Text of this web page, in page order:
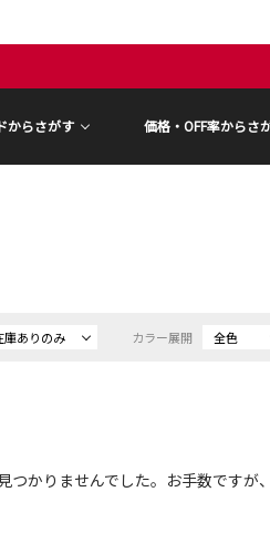
からさがす 価格・OFF率からさ
庫ありのみ カラー展開 全色
つかりませんでした。お手数ですが